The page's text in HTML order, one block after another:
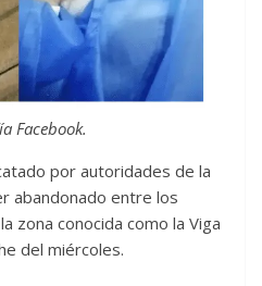
Facebook.
por autoridades de la
abandonado entre los
zona conocida como la Viga
del miércoles.